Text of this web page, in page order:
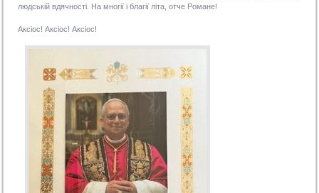
людській вдячності. На многії і благії літа, отче Романе!
Аксіос! Аксіос! Аксіос!